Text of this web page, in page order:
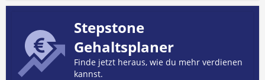
Stepstone
Gehaltsplaner
Finde jetzt heraus, wie du mehr verdienen
kannst.